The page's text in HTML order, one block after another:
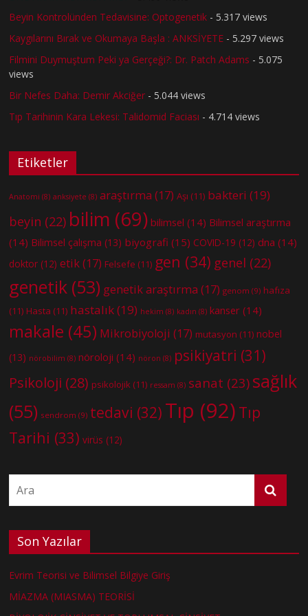
Beyin Kontrolünden Tedavisine: Optogenetik - 5.317 views
Kaygılarını Bırak ve Okumaya Başla : ANKSİYETE - 5.297 views
Filmini Duymuştum Peki ya Gerçeği?: Dr. Patch Adams - 5.075
views
Bir Nefes Daha: Demir Akciğer - 5.044 views
Tıp Tarihinin Kara Lekesi: Talidomid Faciası - 4.714 views
Etiketler
Anatomi (8) anksiyete (8) araştırma (17) Aşı (11) bakteri (19)
beyin (22) bilim (69) bilimsel (14) Bilimsel araştırma
(14) Bilimsel çalışma (13) biyografi (15) COVID-19 (12) dna (14)
doktor (12) etik(17) Felsefe (11) gen (34) genel (22)
genetik (53) genetik araştırma (17) genom (9) hafıza
(11) Hasta (11) hastalık(19) hekim (8) kadın (8) kanser (14)
makale (45) Mikrobiyoloji (17) mutasyon (11) nobel
(13) nörobilim (8) nöroloji (14) nöron (8) psikiyatri (31)
Psikoloji (28) psikolojik (11) ressam (8) sanat (23) sağlık
(55) sendrom (9) tedavi (32) Tıp (92) Tıp
Tarihi (33) virüs (12)
Son Yazılar
Evrim Teorisi ve Bilimsel Bilgiye Giriş
MİAZMA (MIASMA) TEORİSİ